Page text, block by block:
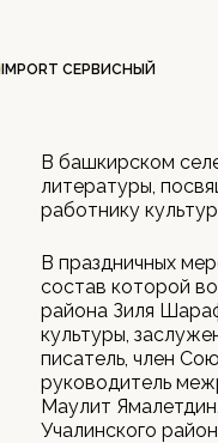
IMPORT СЕРВИСНЫЙ
В башкирском
литературы,
работнику
В праздничных
состав которой
района Зиля
культуры,
писатель, член
руководитель
Маулит
Учалинского